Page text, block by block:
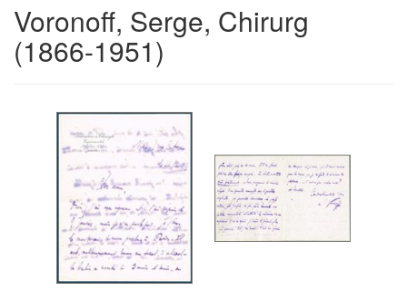
Voronoff, Serge, Chirurg
(1866-1951)